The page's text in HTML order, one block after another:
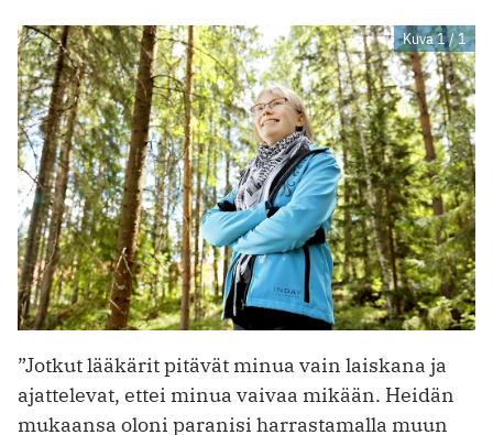
Kuva 1 / 1
”Jotkut lääkärit pitävät minua vain laiskana ja
ajattelevat, ettei minua vaivaa mikään. Heidän
mukaansa oloni paranisi harrastamalla muun